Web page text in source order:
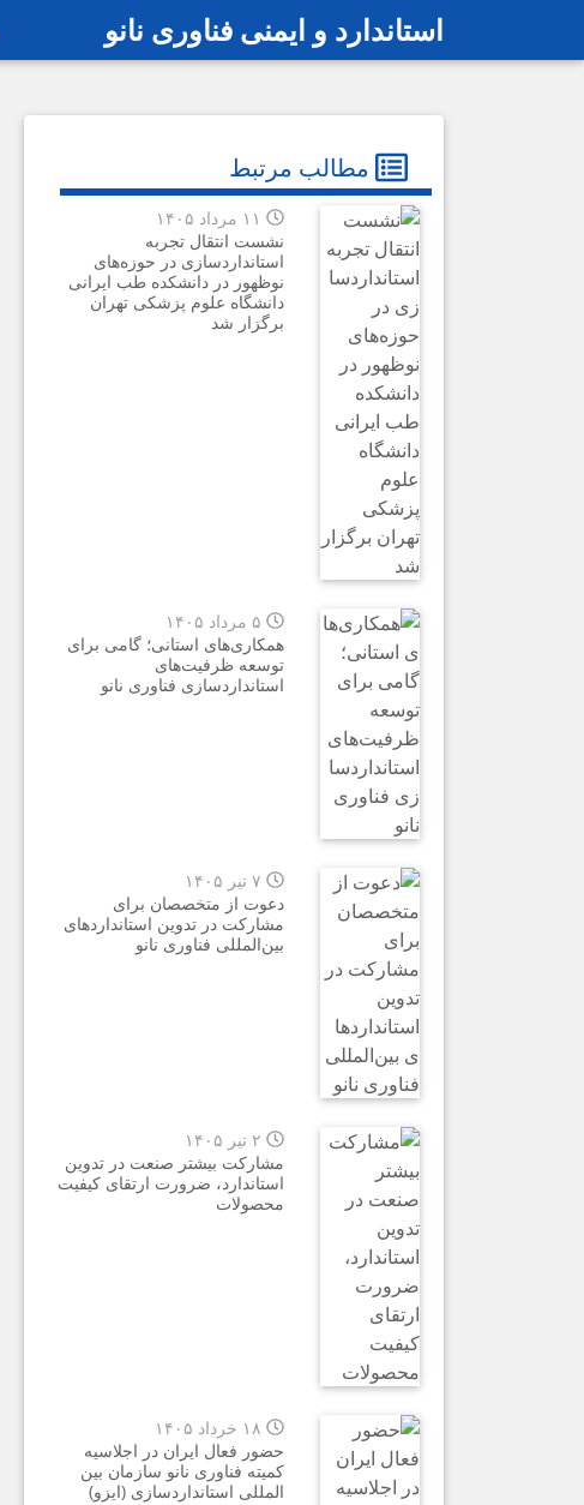
رفتن به محتوای اصلیاستاندارد و ایمنی فناوری نانو
مطالب مرتبط
۱۱ مرداد ۱۴۰۵
نشست انتقال تجربه
استانداردسازی در حوزه‌های
نوظهور در دانشکده طب ایرانی
دانشگاه علوم پزشکی تهران
برگزار شد
۵ مرداد ۱۴۰۵
همکاری‌های استانی؛ گامی برای
توسعه ظرفیت‌های
استانداردسازی فناوری نانو
۷ تیر ۱۴۰۵
دعوت از متخصصان برای
مشارکت در تدوین استانداردهای
بین‌المللی فناوری نانو
۲ تیر ۱۴۰۵
مشارکت بیشتر صنعت در تدوین
استاندارد، ضرورت ارتقای کیفیت
محصولات
۱۸ خرداد ۱۴۰۵
حضور فعال ایران در اجلاسیه
کمیته فناوری نانو سازمان بین
المللی استانداردسازی (ایزو)